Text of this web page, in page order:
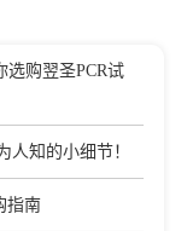
Botrytis cinerea
PLANT
选购翌圣PCR试
人知的小细节！
指南